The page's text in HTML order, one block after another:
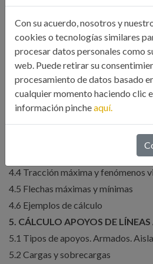
3.3 Intensidad máxima admisible
3.4 Caída de tensión en régimen
3.5 Pérdida de potencia
3.6 Efecto Corona y
4. CÁLCULO MECÁNICO DE
CONDUCTORES DE LÍNEAS
4.1 Introducción. Sobrecargas en
4.2 Ecuaciones de catenaria y
4.3 Ecuación de cambio de
4.4 Tracción máxima y fenómenos
4.5 Flechas máximas y mínimas
4.6 Ejemplos de cálculo
5. CÁLCULO APOYOS DE LÍNEAS
5.1 Tipos de apoyos. Armados.
5.2 Cargas y sobrecargas
Con su acuerdo, nosotros y
cookies o tecnologías similares
procesar datos personales como
web. Puede retirar su
procesamiento de datos basado
cualquier momento haciendo clic
información pincheaquí.